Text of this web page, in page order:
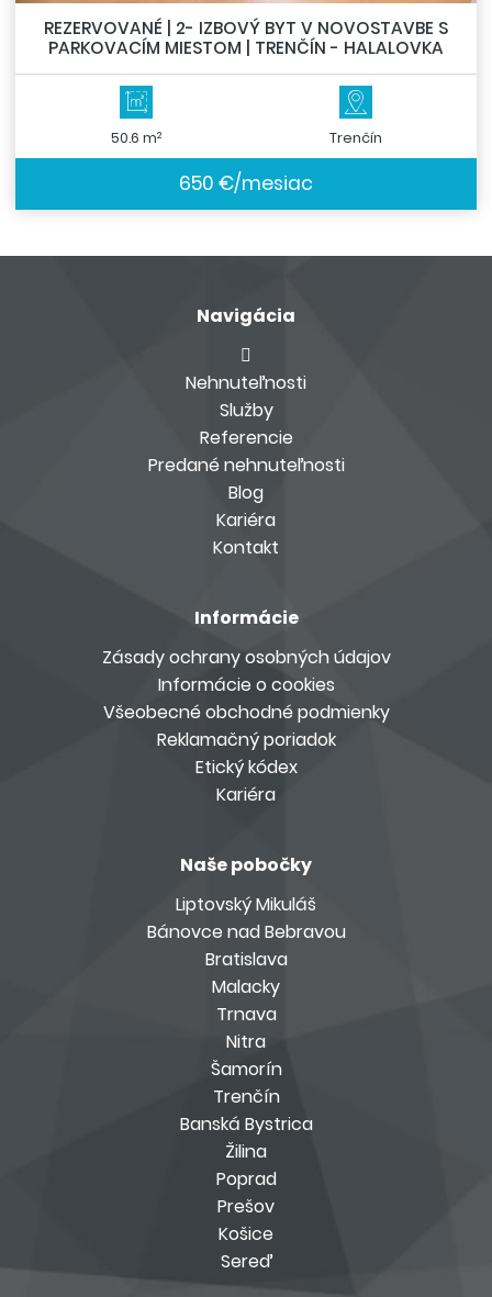
REZERVOVANÉ | 2- IZBOVÝ BYT V NOVOSTAVBE S
PARKOVACÍM MIESTOM | TRENČÍN - HALALOVKA
50.6 m2 Trenčín
650 €/mesiac
Navigácia
Nehnuteľnosti
Služby
Referencie
Predané nehnuteľnosti
Blog
Kariéra
Kontakt
Informácie
Zásady ochrany osobných údajov
Informácie o cookies
Všeobecné obchodné podmienky
Reklamačný poriadok
Etický kódex
Kariéra
Naše pobočky
Liptovský Mikuláš
Bánovce nad Bebravou
Bratislava
Malacky
Trnava
Nitra
Šamorín
Trenčín
Banská Bystrica
Žilina
Poprad
Prešov
Košice
Sereď